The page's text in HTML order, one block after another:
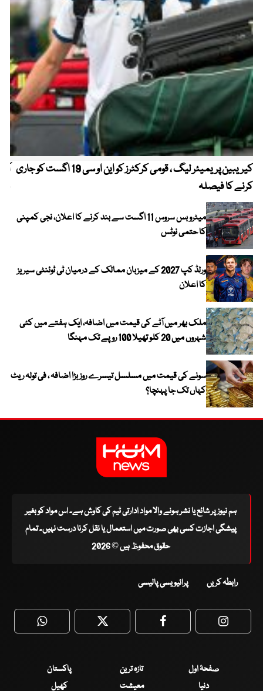
کیریبین پریمیئر لیگ ، قومی کرکٹرز کو این او سی 19 اگست کو جاری
کرنے کا فیصلہ
میٹرو بس سروس 11 اگست سے بند کرنے کا اعلان، نجی کمپنی
کا حتمی نوٹس
ورلڈ کپ 2027 کے میزبان ممالک کے درمیان ٹی ٹوئنٹی سیریز
کا اعلان
ملک بھر میں آٹے کی قیمت میں اضافہ، ایک ہفتے میں کئی
شہروں میں 20 کلو تھیلا 100 روپے تک مہنگا
سونے کی قیمت میں مسلسل تیسرے روز بڑا اضافہ ، فی تولہ ریٹ
کہاں تک جا پہنچا؟
ہم نیوز پر شائع یا نشر ہونے والا مواد ادارتی ٹیم کی کاوش ہے۔ اس مواد کو بغیر
پیشگی اجازت کسی بھی صورت میں استعمال یا نقل کرنا درست نہیں۔ تمام
حقوق محفوظ ہیں © 2026
رابطہ کریں پرائیویسی پالیسی
WhatsApp Twitter Facebook
صفحۂ اول تازہ ترین
پاکستان
دنیا
معیشت کھیل